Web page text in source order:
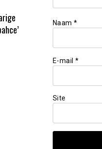
Naam *
E-mail *
Site